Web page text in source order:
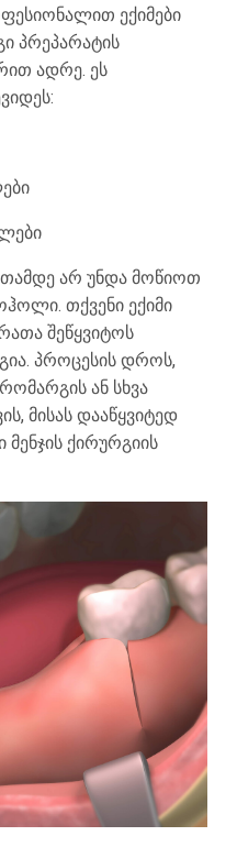
ექიმები
პრეპარატის
ადრე. ეს
არ უნდა მოწიოთ
თქვენი ექიმი
შეწყვიტოს
პროცესის დროს,
ან სხვა
მისას დააწყვიტედ
ქირურგიის